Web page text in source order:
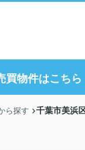
買物件はこちら
ら探す 千葉市美浜